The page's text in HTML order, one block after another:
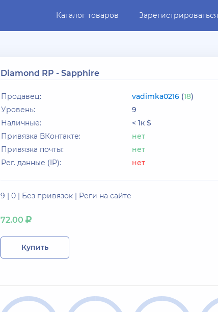
Каталог товаров Зарегистрироваться
Diamond RP - Sapphire
Продавец: vadimka0216(18)
Уровень:
9
Наличные:
< 1к $
Привязка ВКонтакте:
нет
Привязка почты:
нет
Рег. данные (IP):
нет
9 | 0 | Без привязок | Реги на сайте
72.00
Купить